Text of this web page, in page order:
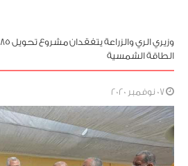
الطاقة الشمسية